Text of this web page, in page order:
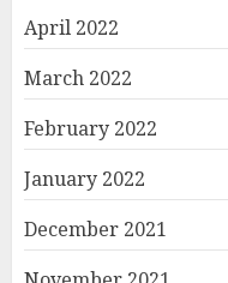
April 2022
March 2022
February 2022
January 2022
December 2021